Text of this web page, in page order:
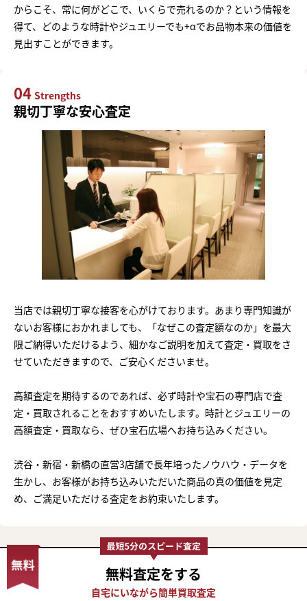
からこそ、常に何がどこで、いくらで売れるのか？という情報を
得て、どのような時計やジュエリーでも+αでお品物本来の価値を
見出すことができます。
04 Strengths
親切丁寧な安心査定
当店では親切丁寧な接客を心がけております。あまり専門知識が
ないお客様におかれましても、「なぜこの査定額なのか」を最大
限ご納得いただけるよう、細かなご説明を加えて査定・買取をさ
せていただきますので、ご安心くださいませ。
高額査定を期待するのであれば、必ず時計や宝石の専門店で査
定・買取されることをおすすめいたします。時計とジュエリーの
高額査定・買取なら、ぜひ宝石広場へお持ち込みください。
渋谷・新宿・新橋の直営3店舗で長年培ったノウハウ・データを
生かし、お客様がお持ち込みいただいた商品の真の価値を見定
め、ご満足いただける査定をお約束いたします。
無料査定をする